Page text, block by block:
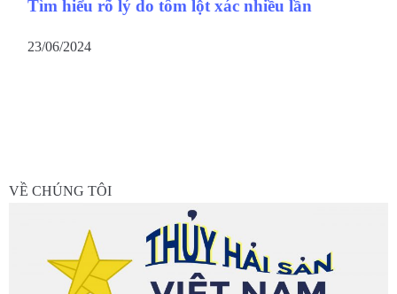
Tìm hiểu rõ lý do tôm lột xác nhiều lần
23/06/2024
VỀ CHÚNG TÔI